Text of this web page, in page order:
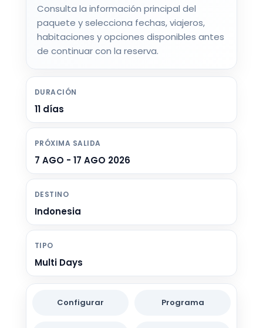
Consulta la información principal del
paquete y selecciona fechas, viajeros,
habitaciones y opciones disponibles antes
de continuar con la reserva.
DURACIÓN
11 días
PRÓXIMA SALIDA
7 AGO - 17 AGO 2026
DESTINO
Indonesia
TIPO
Multi Days
Configurar Programa